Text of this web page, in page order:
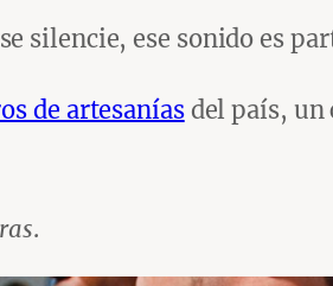
silencie, ese sonido es
de artesaníasdel país, un
.